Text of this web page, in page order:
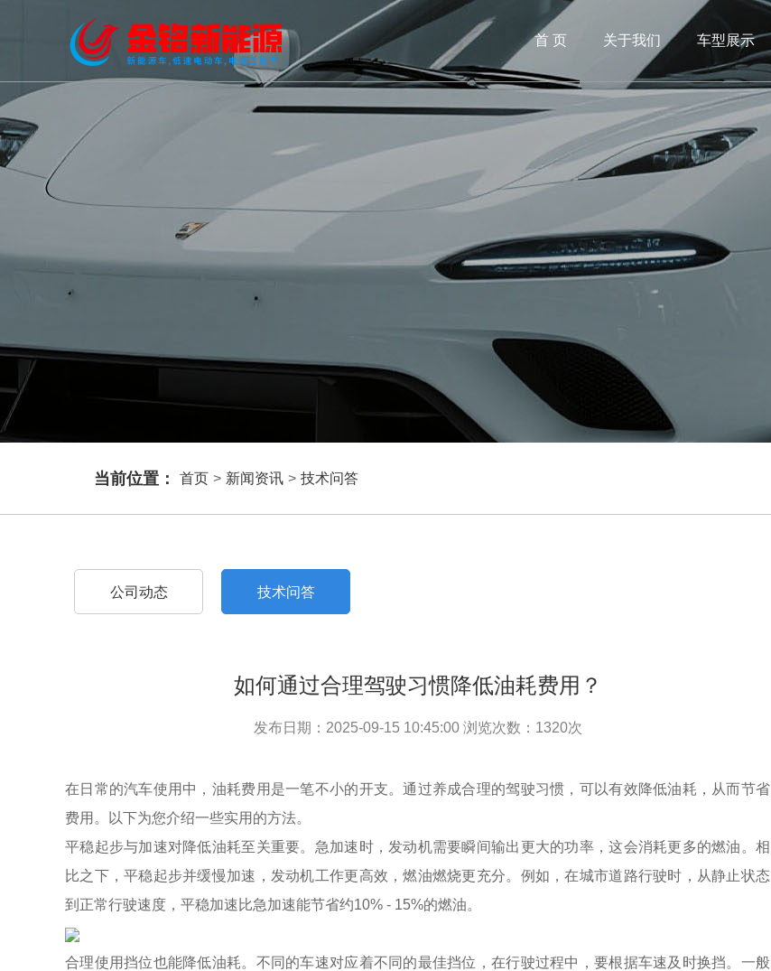
首 页 关于我们 车型展示
当前位置： 首页 > 新闻资讯 > 技术问答
公司动态 技术问答
如何通过合理驾驶习惯降低油耗费用？
发布日期：2025-09-15 10:45:00 浏览次数： 1320次
在日常的汽车使用中，油耗费用是一笔不小的开支。通过养成合理的驾驶习惯，可以有效降低油耗，从而节省
费用。以下为您介绍一些实用的方法。
平稳起步与加速对降低油耗至关重要。急加速时，发动机需要瞬间输出更大的功率，这会消耗更多的燃油。相
比之下，平稳起步并缓慢加速，发动机工作更高效，燃油燃烧更充分。例如，在城市道路行驶时，从静止状态
到正常行驶速度，平稳加速比急加速能节省约10% - 15%的燃油。
合理使用挡位也能降低油耗。不同的车速对应着不同的最佳挡位，在行驶过程中，要根据车速及时换挡。一般